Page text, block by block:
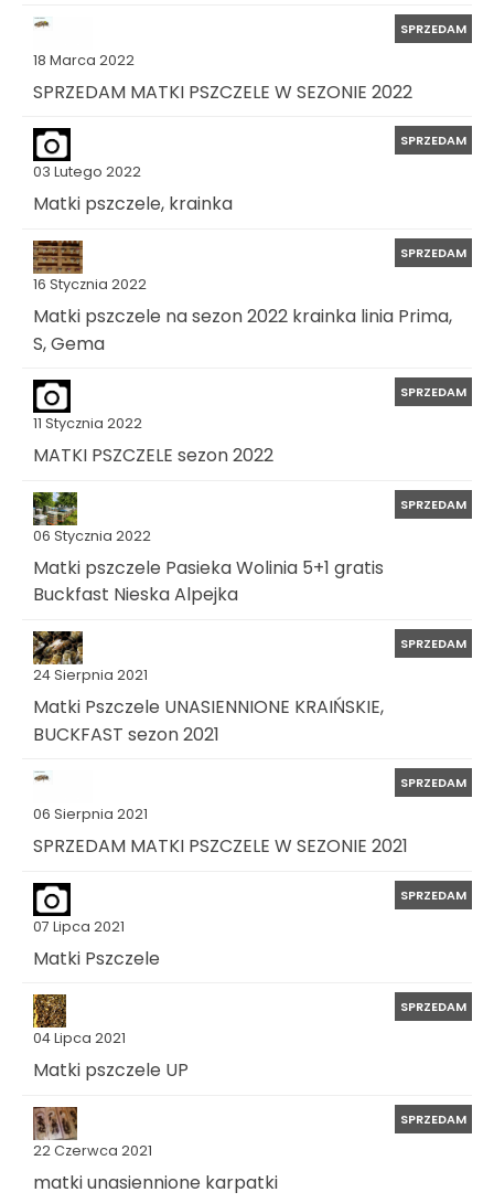
18 Marca 2022
SPRZEDAM
SPRZEDAM MATKI PSZCZELE W SEZONIE 2022
03 Lutego 2022
SPRZEDAM
Matki pszczele, krainka
16 Stycznia 2022
SPRZEDAM
Matki pszczele na sezon 2022 krainka linia Prima,
S, Gema
11 Stycznia 2022
SPRZEDAM
MATKI PSZCZELE sezon 2022
06 Stycznia 2022
SPRZEDAM
Matki pszczele Pasieka Wolinia 5+1 gratis
Buckfast Nieska Alpejka
24 Sierpnia 2021
SPRZEDAM
Matki Pszczele UNASIENNIONE KRAIŃSKIE,
BUCKFAST sezon 2021
06 Sierpnia 2021
SPRZEDAM
SPRZEDAM MATKI PSZCZELE W SEZONIE 2021
07 Lipca 2021
SPRZEDAM
Matki Pszczele
04 Lipca 2021
SPRZEDAM
Matki pszczele UP
22 Czerwca 2021
SPRZEDAM
matki unasiennione karpatki